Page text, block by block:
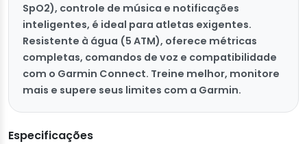
SpO2), controle de música e notificações
inteligentes, é ideal para atletas exigentes.
Resistente à água (5 ATM), oferece métricas
completas, comandos de voz e compatibilidade
com o Garmin Connect. Treine melhor, monitore
mais e supere seus limites com a Garmin.
Especificações